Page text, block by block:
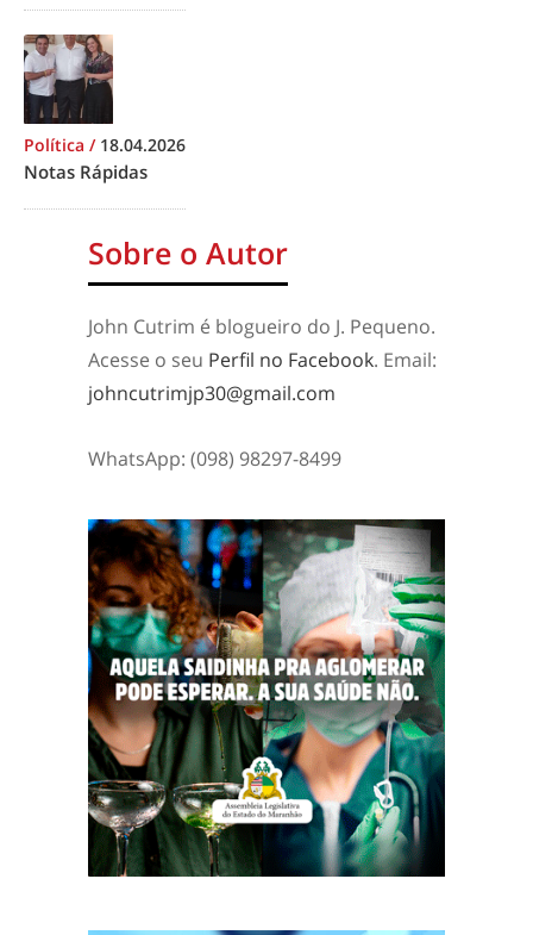
Política / 18.04.2026
Notas Rápidas
Sobre o Autor
John Cutrim é blogueiro do J. Pequeno.
Acesse o seu Perfil no Facebook. Email:
johncutrimjp30@gmail.com
WhatsApp: (098) 98297-8499